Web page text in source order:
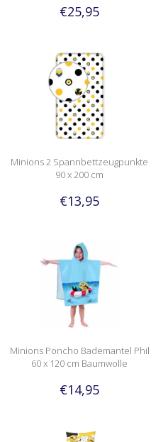
€25,95
Minions 2 Spannbettzeugpunkte
90 x 200 cm
€13,95
Minions Poncho Bademantel Phil
60 x 120 cm Baumwolle
€14,95